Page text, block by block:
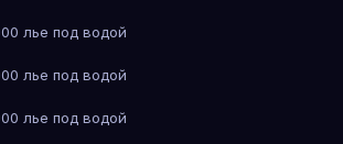
лье под водой
лье под водой
лье под водой